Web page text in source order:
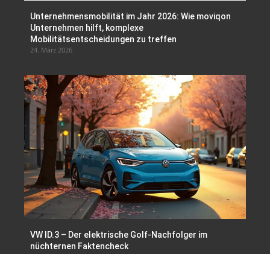
Unternehmensmobilität im Jahr 2026: Wie moviqon
Unternehmen hilft, komplexe
Mobilitätsentscheidungen zu treffen
24. März 2026
VW ID.3 – Der elektrische Golf-Nachfolger im
nüchternen Faktencheck